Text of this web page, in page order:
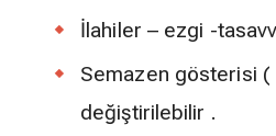
İlahiler – ezgi -
Semazen gösterisi (
değiştirilebilir .